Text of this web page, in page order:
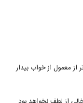
معمول از خواب بیدار